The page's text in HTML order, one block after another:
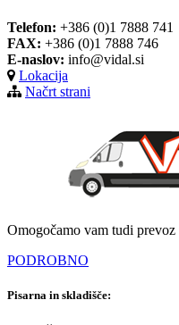
Telefon: +386 (0)1 7888 741
FAX: +386 (0)1 7888 746
E-naslov: info@vidal.si
Lokacija
Načrt strani
Omogočamo vam tudi
PODROBNO
Pisarna in skladišče: